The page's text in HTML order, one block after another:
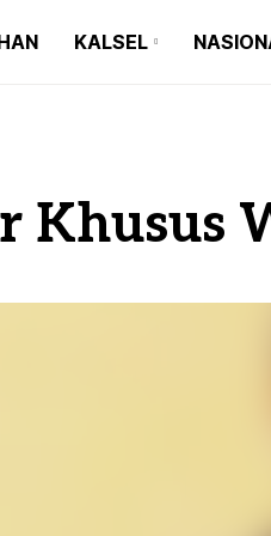
KALSEL
BANJAR
HULU
Khusus